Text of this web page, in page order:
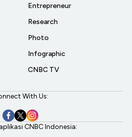
Entrepreneur
Research
Photo
Infographic
CNBC TV
With Us:
CNBC Indonesia: